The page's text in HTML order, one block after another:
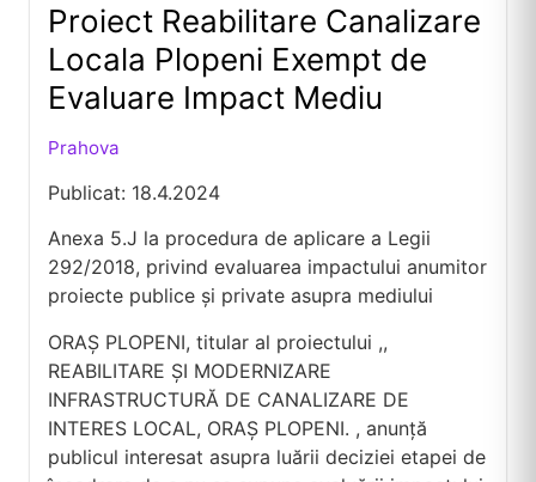
Proiect Reabilitare Canalizare
Locala Plopeni Exempt de
Evaluare Impact Mediu
Prahova
Publicat: 18.4.2024
Anexa 5.J la procedura de aplicare a Legii
292/2018, privind evaluarea impactului anumitor
proiecte publice și private asupra mediului
ORAȘ PLOPENI, titular al proiectului ,,
REABILITARE ȘI MODERNIZARE
INFRASTRUCTURĂ DE CANALIZARE DE
INTERES LOCAL, ORAȘ PLOPENI. , anunță
publicul interesat asupra luării deciziei etapei de